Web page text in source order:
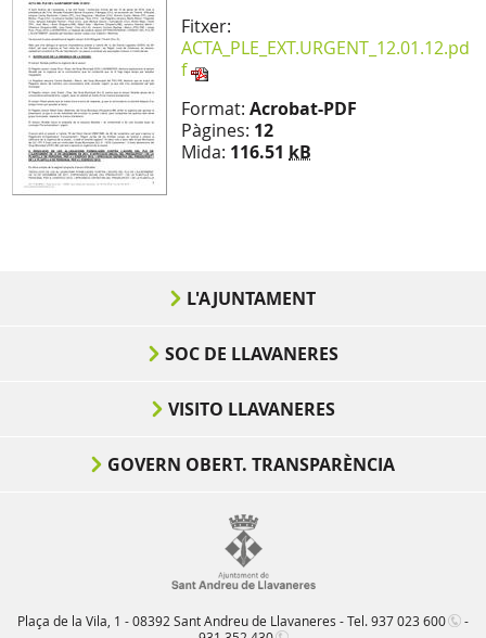
Fitxer:
ACTA_PLE_EXT.URGENT_12.01.12.pd
f
Format: Acrobat-PDF
Pàgines: 12
Mida: 116.51 kB
L'AJUNTAMENT
SOC DE LLAVANERES
VISITO LLAVANERES
GOVERN OBERT. TRANSPARÈNCIA
Plaça de la Vila, 1 - 08392 Sant Andreu de Llavaneres - Tel.937 023 600
-